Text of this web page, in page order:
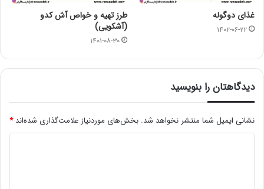
غذای دوگوله
۱۴۰۲-۰۶-۲۲
طرز تهیه و خواص آش کدو
(آشکویی)
۱۴۰۱-۰۸-۳۰
دیدگاهتان را بنویسید
نشانی ایمیل شما منتشر نخواهد شد. بخش‌های موردنیاز علامت‌گذاری شده‌اند*